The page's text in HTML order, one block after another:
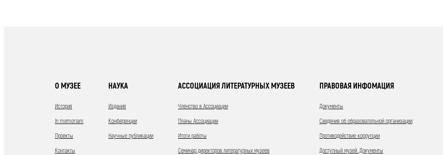
О МУЗЕЕ
История
In memoriam
Проекты
Контакты
НАУКА
Издания
Конференции
Научные публикации
АССОЦИАЦИЯ ЛИТЕРАТУРНЫХ МУЗЕЕВ
Членство в Ассоциации
Планы Ассоциации
Итоги работы
Семинар директоров литературных музеев
ПРАВОВАЯ ИНФОМАЦИЯ
Документы
Сведения об образовательной организации
Противодействие коррупции
Доступный музей. Документы